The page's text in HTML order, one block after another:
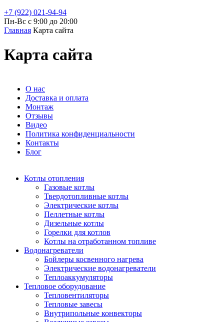
+7 (922) 021-94-94
Пн-Вс с 9:00 до 20:00
Главная Карта сайта
Карта сайта
О нас
Доставка и оплата
Монтаж
Отзывы
Видео
Политика конфиденциальности
Контакты
Блог
Котлы отопления
Газовые котлы
Твердотопливные котлы
Электрические котлы
Пеллетные котлы
Дизельные котлы
Горелки для котлов
Котлы на отработанном топливе
Водонагреватели
Бойлеры косвенного нагрева
Электрические водонагреватели
Теплоаккумуляторы
Тепловое оборудование
Тепловентиляторы
Тепловые завесы
Внутрипольные конвекторы